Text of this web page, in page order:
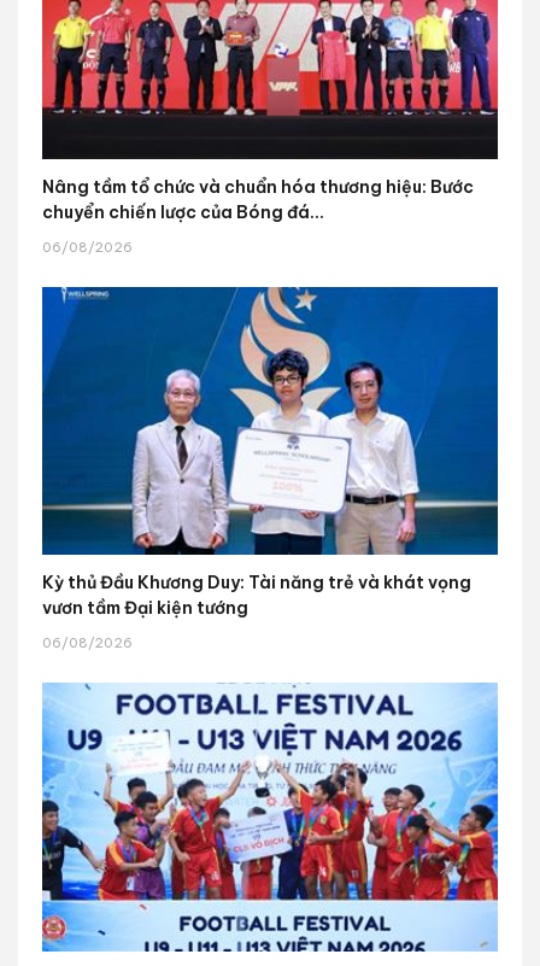
Nâng tầm tổ chức và chuẩn hóa thương hiệu: Bước
chuyển chiến lược của Bóng đá...
06/08/2026
Kỳ thủ Đầu Khương Duy: Tài năng trẻ và khát vọng
vươn tầm Đại kiện tướng
06/08/2026